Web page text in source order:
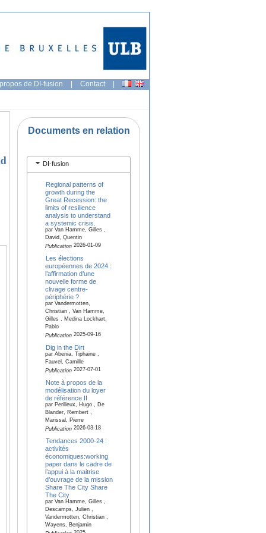
de DI-fusion | Contact |
Documents en relation
DI-fusion
Regional patterns of
growth during the
Great Recession: the
limits of resilience
analysis to understand
a systemic crisis.
par Van Hamme, Gilles ,
David, Quentin
Publication2026-01-09
Les élections
européennes de 2024 :
l’affirmation d’une
nouvelle forme de
clivage centre-
périphérie ?
par Vandermotten,
Christian , Van Hamme,
Gilles , Medina Lockhart,
Pablo
Publication2025-09-16
Dig in the Dirt
par Abenia, Tiphaine ,
Fauvel, Camille
Publication2027-07-01
Note à propos de la
modélisation du loyer
de référence II
par Perilleux, Hugo , De
Blander, Rembert ,
Marissal, Pierre
Publication2026-03-18
Tendances 2000-24 :
activités
économiques:working
paper dans le cadre de
l’appui à la maitrise
d’ouvrage de la mission
Share The City Share
The City
par Van Hamme, Gilles ,
Descamps, Julien ,
Vandermotten, Christian ,
Wayens, Benjamin